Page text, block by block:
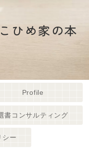
ひめ家の本
Profile
書コンサルティング
シー